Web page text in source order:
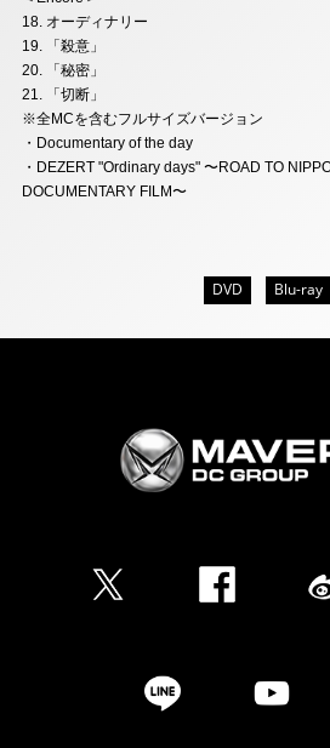
18. オーディナリー
19. 「殺意」
20. 「秘密」
21. 「切断」
※全MCを含むフルサイズバージョン
・Documentary of the day
・DEZERT "Ordinary days" 〜ROAD TO
DOCUMENTARY FILM〜
DVD Blu-ray